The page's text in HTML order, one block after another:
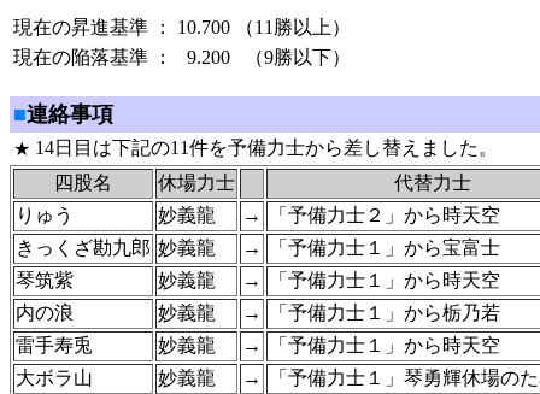
現在の昇進基準 ： 10.700
（11勝以上）
現在の陥落基準
： 9.200 （9勝以下）
■連絡事項
★ 14日目は下記の11件を予備力士から差し替えました。
四股名
休場力士
代替力士
りゅう
妙義龍 →
「予備力士２」から時天空
きっくざ勘九郎 妙義龍 →
「予備力士１」から宝富士
琴筑紫
妙義龍 →
「予備力士１」から時天空
内の浪
妙義龍 →
「予備力士１」から栃乃若
雷手寿兎
妙義龍 →
「予備力士１」から時天空
大ボラ山
妙義龍 →
「予備力士１」琴勇輝休場の